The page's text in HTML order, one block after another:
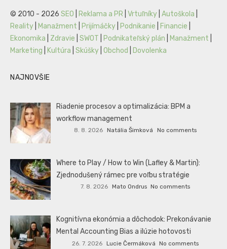
© 2010 - 2026 SEO Reklama a PR Vrtuľníky Autoškola
Reality
Manažment Prijímáčky Podnikanie Financie
Ekonomika
Zdravie SWOT Podnikateľský plán Manažment
Marketing
Kultúra Skúšky Obchod Dovolenka
NAJNOVŠIE
Riadenie procesov a optimalizácia: BPM a
workflow management
8. 8. 2026 Natália Šimková No comments
Where to Play / How to Win (Lafley & Martin):
Zjednodušený rámec pre voľbu stratégie
7. 8. 2026 Mato Ondrus No comments
Kognitívna ekonómia a dôchodok: Prekonávanie
Mental Accounting Bias a ilúzie hotovosti
26. 7. 2026 Lucie Čermáková No comments